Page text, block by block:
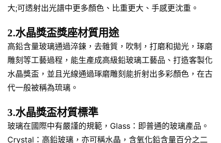
大;可透射出光譜中更多顏色、比重更大、手感更沈重。
2.水晶獎盃獎座材質用途
高鉛含量玻璃通過淬鍊，去雜質，吹制，打磨和拋光，琢磨
雕刻等工藝過程，能生產成高級鉛玻璃工藝品、打造客製化
水晶獎盃，並且光線通過琢磨雕刻能折射出多彩顏色，在古
代一般被稱為琉璃。
3.水晶獎盃材質標準
玻璃在國際中有嚴謹的規範，Glass：即普通的玻璃產品。
Crystal：高鉛玻璃，亦可稱水晶，含氧化鉛含量百分之二